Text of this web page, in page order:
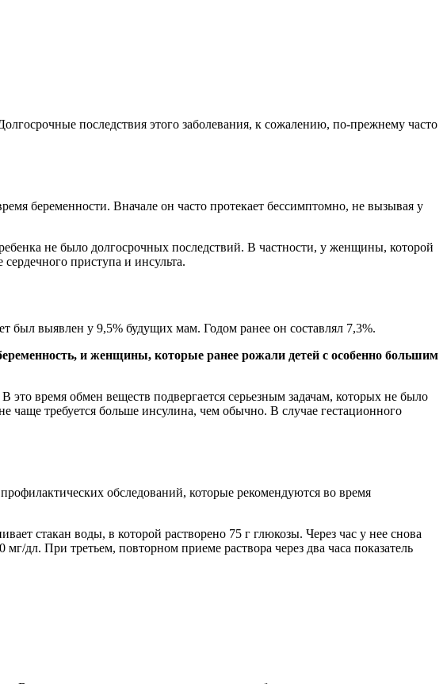
последствия этого заболевания, к сожалению, по-прежнему часто
беременности. Вначале он часто протекает бессимптомно, не вызывая у
не было долгосрочных последствий. В частности, у женщины, которой
приступа и инсульта.
был выявлен у 9,5% будущих мам. Годом ранее он составлял 7,3%.
и женщины, которые ранее рожали детей с особенно большим
это время обмен веществ подвергается серьезным задачам, которых не было
требуется больше инсулина, чем обычно. В случае гестационного
обследований, которые рекомендуются во время
стакан воды, в которой растворено 75 г глюкозы. Через час у нее снова
дл. При третьем, повторном приеме раствора через два часа показатель